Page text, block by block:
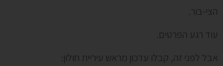
הצי-בור.
עוד רגע הפרטים.
אבל לפני זה, קבלו עדכון מראש עיריית חולון: